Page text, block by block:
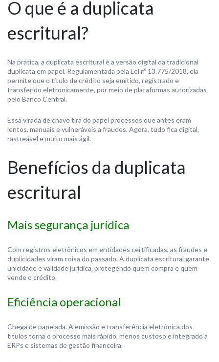
O que é a duplicata
escritural?
Na prática, a duplicata escritural é a versão digital da tradicional
duplicata em papel. Regulamentada pela Lei nº 13.775/2018, ela
permite que o título de crédito seja emitido, registrado e
transferido eletronicamente, por meio de plataformas autorizadas
pelo Banco Central.
Essa virada de chave tira do papel processos que antes eram
lentos, manuais e vulneráveis a fraudes. Agora, tudo fica digital,
rastreável e muito mais ágil.
Benefícios da duplicata
escritural
Mais segurança jurídica
Com registros eletrônicos em entidades certificadas, as fraudes e
duplicidades viram coisa do passado. A duplicata escritural garante
unicidade e validade jurídica, protegendo quem compra e quem
vende o crédito.
Eficiência operacional
Chega de papelada. A emissão e transferência eletrônica dos
títulos torna o processo mais rápido, menos custoso e integrado a
ERPs e sistemas de gestão financeira.